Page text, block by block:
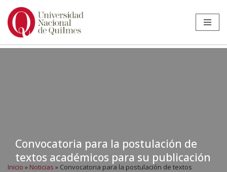
Ir
Convocatoria para la postulación de
textos académicos para su publicación
Inicio » Noticias » Convocatoria para la postulación de textos